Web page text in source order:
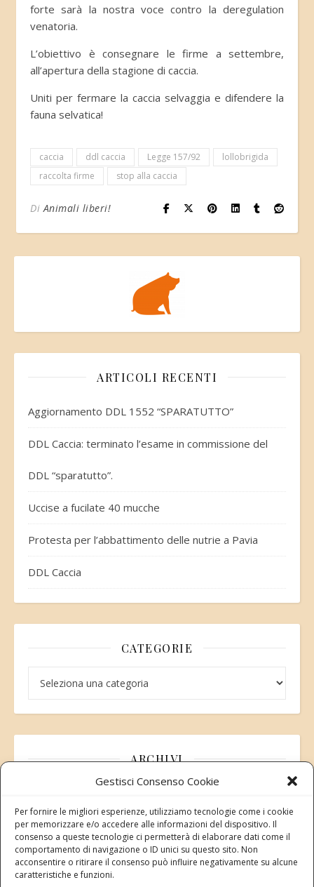
Gestisci Consenso Cookie
Per fornire le migliori esperienze, utilizziamo tecnologie come i cookie
per memorizzare e/o accedere alle informazioni del dispositivo. Il
consenso a queste tecnologie ci permetterà di elaborare dati come il
comportamento di navigazione o ID unici su questo sito. Non
acconsentire o ritirare il consenso può influire negativamente su alcune
caratteristiche e funzioni.
forte sarà la nostra voce contro la deregulation
venatoria.
L’obiettivo è consegnare le firme a settembre,
all’apertura della stagione di caccia.
Uniti per fermare la caccia selvaggia e difendere la
fauna selvatica!
caccia ddl caccia Legge 157/92
lollobrigida
raccolta firme
stop alla caccia
Di Animali liberi!
ARTICOLI RECENTI
Aggiornamento DDL 1552 “SPARATUTTO”
DDL Caccia: terminato l’esame in commissione del
DDL “sparatutto”.
Uccise a fucilate 40 mucche
Protesta per l’abbattimento delle nutrie a Pavia
DDL Caccia
CATEGORIE
ARCHIVI
Modifica consenso